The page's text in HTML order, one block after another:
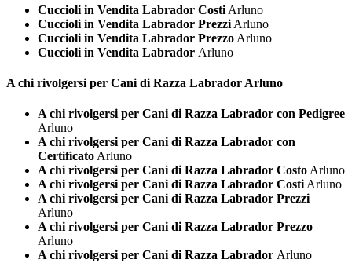
Cuccioli in Vendita Labrador Costi Arluno
Cuccioli in Vendita Labrador Prezzi Arluno
Cuccioli in Vendita Labrador Prezzo Arluno
Cuccioli in Vendita Labrador Arluno
A chi rivolgersi per Cani di Razza Labrador Arluno
A chi rivolgersi per Cani di Razza Labrador con Pedigree
Arluno
A chi rivolgersi per Cani di Razza Labrador con
CertificatoArluno
A chi rivolgersi per Cani di Razza Labrador CostoArluno
A chi rivolgersi per Cani di Razza Labrador CostiArluno
A chi rivolgersi per Cani di Razza Labrador Prezzi
Arluno
A chi rivolgersi per Cani di Razza Labrador Prezzo
Arluno
A chi rivolgersi per Cani di Razza Labrador Arluno